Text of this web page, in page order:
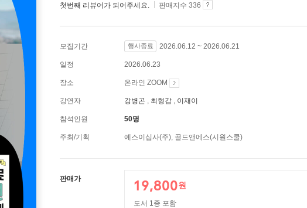
첫번째 리뷰어가 되어주세요. 판매지수 336
모집기간 행사종료 2026.06.12 ~ 2026.06.21
일정 2026.06.23
장소 온라인 ZOOM
강연자 강병곤 최형갑 이재이
참석인원 50명
주최/기획 예스이십사(주), 골드앤에스(시원스쿨)
판매가 19,800원
도서 1종 포함